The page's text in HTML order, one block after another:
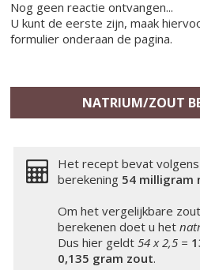
Nog geen reactie ontvangen...
U kunt de eerste zijn, maak
formulier onderaan de pagina.
NATRIUM/ZOUT
Het recept bevat
berekening 54 milligram
Om het vergelijkbare
berekenen doet u het
Dus hier geldt54 x 2,5 =
0,135 gram zout.